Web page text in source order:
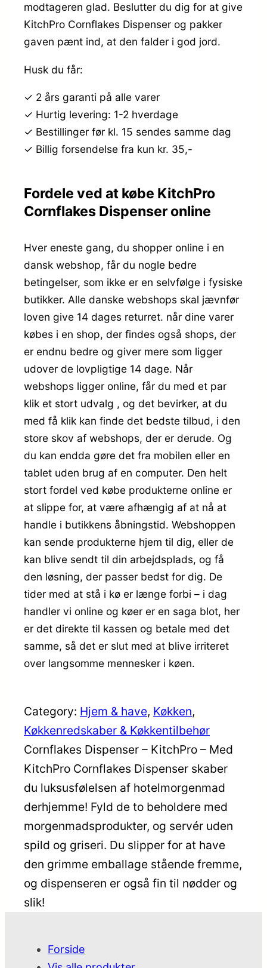
modtageren glad. Beslutter du dig for at give
KitchPro Cornflakes Dispenser og pakker
gaven pænt ind, at den falder i god jord.
Husk du får:
✓ 2 års garanti på alle varer
✓ Hurtig levering: 1-2 hverdage
✓ Bestillinger før kl. 15 sendes samme dag
✓ Billig forsendelse fra kun kr. 35,-
Fordele ved at købe KitchPro
Cornflakes Dispenser online
Hver eneste gang, du shopper online i en
dansk webshop, får du nogle bedre
betingelser, som ikke er en selvfølge i fysiske
butikker. Alle danske webshops skal jævnfør
loven give 14 dages returret. når dine varer
købes i en shop, der findes også shops, der
er endnu bedre og giver mere som ligger
udover de lovpligtige 14 dage. Når
webshops ligger online, får du med et par
klik et stort udvalg , og det bevirker, at du
med få klik kan finde det bedste tilbud, i den
store skov af webshops, der er derude. Og
du kan endda gøre det fra mobilen eller en
tablet uden brug af en computer. Den helt
stort fordel ved købe produkterne online er
at slippe for, at være afhængig af at nå at
handle i butikkens åbningstid. Webshoppen
kan sende produkterne hjem til dig, eller de
kan blive sendt til din arbejdsplads, og få
den løsning, der passer bedst for dig. De
tider med at stå i kø er længe forbi – i dag
handler vi online og køer er en saga blot, her
er det direkte til kassen og betale med det
samme, så det er slut med at blive irriteret
over langsomme mennesker i køen.
Category: Hjem & have, Køkken
Køkkenredskaber & Køkkentilbehør
Cornflakes Dispenser – KitchPro – Med
KitchPro Cornflakes Dispenser skaber
du luksusfølelsen af hotelmorgenmad
derhjemme! Fyld de to beholdere med
morgenmadsprodukter, og servér uden
spild og griseri. Du slipper for at have
den grimme emballage stående fremme,
og dispenseren er også fin til nødder og
slik!
Forside